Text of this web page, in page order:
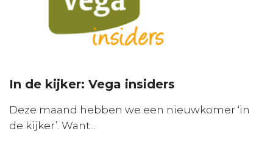
In de kijker: Vega insiders
Deze maand hebben we een nieuwkomer ‘in
de kijker’. Want...